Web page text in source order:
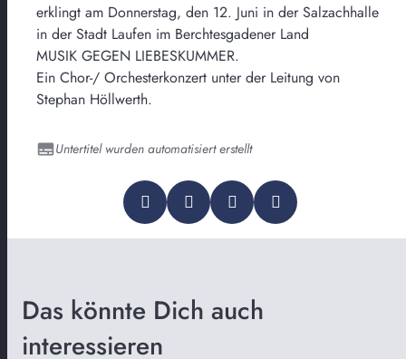
erklingt am Donnerstag, den 12. Juni in der Salzachhalle
in der Stadt Laufen im Berchtesgadener Land
MUSIK GEGEN LIEBESKUMMER.
Ein Chor-/ Orchesterkonzert unter der Leitung von
Stephan Höllwerth.
Untertitel wurden automatisiert erstellt
Das könnte Dich auch
interessieren